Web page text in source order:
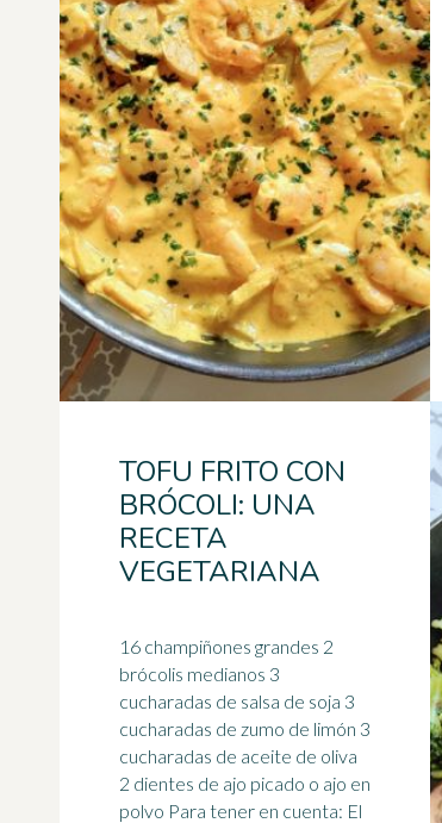
TOFU FRITO CON
BRÓCOLI: UNA
RECETA
VEGETARIANA
16 champiñones grandes 2
brócolis medianos 3
cucharadas de salsa de soja 3
cucharadas de zumo de limón 3
cucharadas de aceite de oliva
2 dientes de ajo picado o ajo en
polvo Para tener en cuenta: El